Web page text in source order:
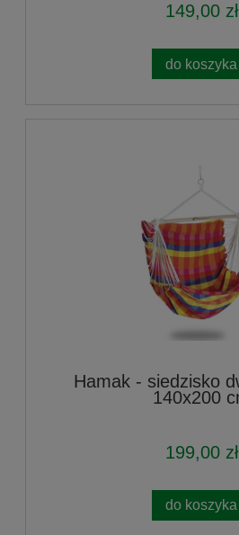
149,00 zł
do koszyka
Hamak - siedzisko
140x200
199,00 zł
do koszyka